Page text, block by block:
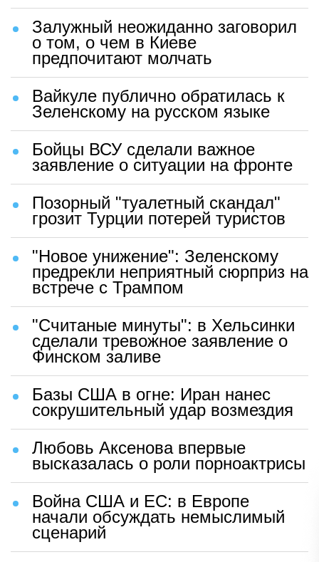
Залужный неожиданно заговорил
о том, о чем в Киеве
предпочитают молчать
Вайкуле публично обратилась к
Зеленскому на русском языке
Бойцы ВСУ сделали важное
заявление о ситуации на фронте
Позорный "туалетный скандал"
грозит Турции потерей туристов
"Новое унижение": Зеленскому
предрекли неприятный сюрприз на
встрече с Трампом
"Считаные минуты": в Хельсинки
сделали тревожное заявление о
Финском заливе
Базы США в огне: Иран нанес
сокрушительный удар возмездия
Любовь Аксенова впервые
высказалась о роли порноактрисы
Война США и ЕС: в Европе
начали обсуждать немыслимый
сценарий